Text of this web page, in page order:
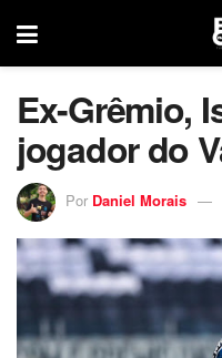
Ex-Grêmio,
jogador do
Por Daniel Morais